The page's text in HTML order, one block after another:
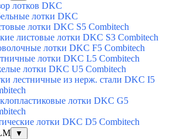
лотков DKC
лотки DKC
лотки DKC S5 Combitech
листовые лотки DKC S3 Combitech
лотки DKC F5 Combitech
лотки DKC L5 Combitech
лотки DKC U5 Combitech
лестничные из нерж. стали DKC I5
лотки DKC G5
лотки DKC D5 Combitech
▼